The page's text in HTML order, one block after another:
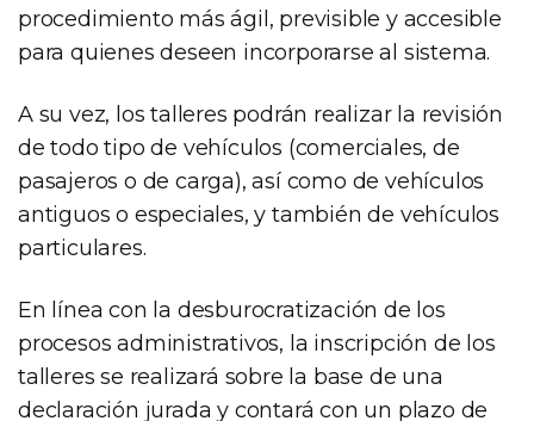
procedimiento más ágil, previsible y accesible
para quienes deseen incorporarse al sistema.
A su vez, los talleres podrán realizar la revisión
de todo tipo de vehículos (comerciales, de
pasajeros o de carga), así como de vehículos
antiguos o especiales, y también de vehículos
particulares.
En línea con la desburocratización de los
procesos administrativos, la inscripción de los
talleres se realizará sobre la base de una
declaración jurada y contará con un plazo de